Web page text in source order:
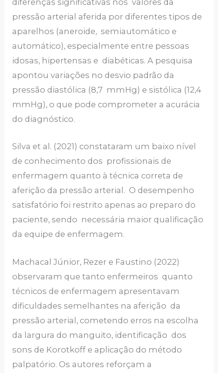
diferenças significativas nos valores da
pressão arterial aferida por diferentes tipos de
aparelhos (aneroide, semiautomático e
automático), especialmente entre pessoas
idosas, hipertensas e diabéticas. A pesquisa
apontou variações no desvio padrão da
pressão diastólica (8,7 mmHg) e sistólica (12,4
mmHg), o que pode comprometer a acurácia
do diagnóstico.
Silva et al. (2021) constataram um baixo nível
de conhecimento dos profissionais de
enfermagem quanto à técnica correta de
aferição da pressão arterial. O desempenho
satisfatório foi restrito apenas ao preparo do
paciente, sendo necessária maior qualificação
da equipe de enfermagem.
Machacal Júnior, Rezer e Faustino (2022)
observaram que tanto enfermeiros quanto
técnicos de enfermagem apresentavam
dificuldades semelhantes na aferição da
pressão arterial, cometendo erros na escolha
da largura do manguito, identificação dos
sons de Korotkoff e aplicação do método
palpatório. Os autores reforçam a